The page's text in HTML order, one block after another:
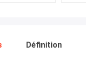
Définition